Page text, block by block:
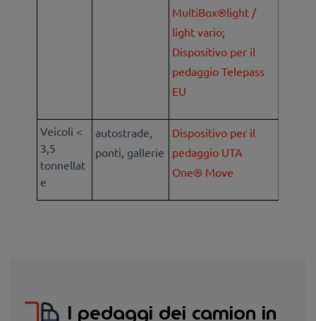
MultiBox®light /
light vario;
Dispositivo per il
pedaggio Telepass
EU
Veicoli <
3,5
tonnellat
e
autostrade,
ponti, gallerie
Dispositivo per il
pedaggio UTA
One® Move
I pedaggi dei camion in